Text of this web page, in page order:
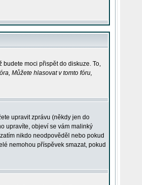
moci přispět do diskuze. To,
Můžete hlasovat v tomto fóru,
upravit zprávu (někdy jen do
upravíte, objeví se vám malinký
nikdo neodpověděl nebo pokud
nemohou příspěvek smazat, pokud